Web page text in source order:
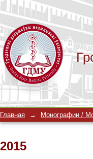
2015
Главная → Монографии /
2015